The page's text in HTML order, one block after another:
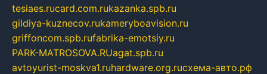
tesiaes.rucard.com.rukazanka.spb.ru
gildiya-kuznecov.rukameryboavision.ru
griffoncom.spb.rufabrika-emotsiy.ru
PARK-MATROSOVA.RUagat.spb.ru
avtoyurist-moskva1.ruhardware.org.ruсхема-авто.рф